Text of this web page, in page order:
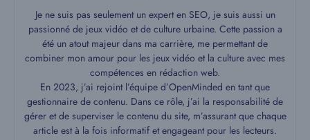
Je ne suis pas seulement un expert en SEO, je suis aussi un
passionné de jeux vidéo et de culture urbaine. Cette passion a
été un atout majeur dans ma carrière, me permettant de
combiner mon amour pour les jeux vidéo et la culture avec mes
compétences en rédaction web.
En 2023, j’ai rejoint l’équipe d’OpenMinded en tant que
gestionnaire de contenu. Dans ce rôle, j’ai la responsabilité de
gérer et de superviser le contenu du site, m’assurant que chaque
article est à la fois informatif et engageant pour les lecteurs.